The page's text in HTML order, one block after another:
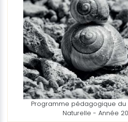
Programme pédagogique du
Naturelle - Année